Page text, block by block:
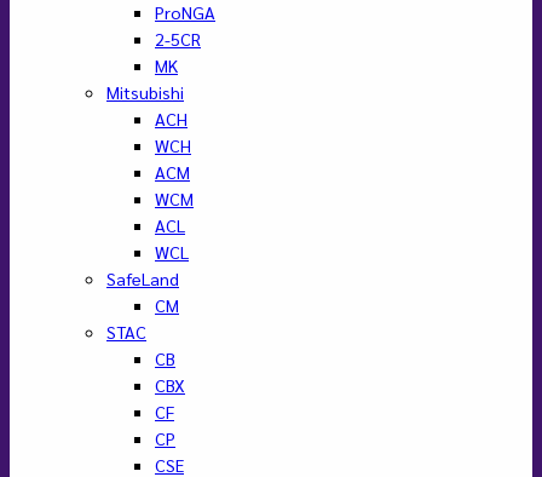
ProNGA
2-5CR
MK
Mitsubishi
ACH
WCH
ACM
WCM
ACL
WCL
SafeLand
CM
STAC
CB
CBX
CF
CP
CSE